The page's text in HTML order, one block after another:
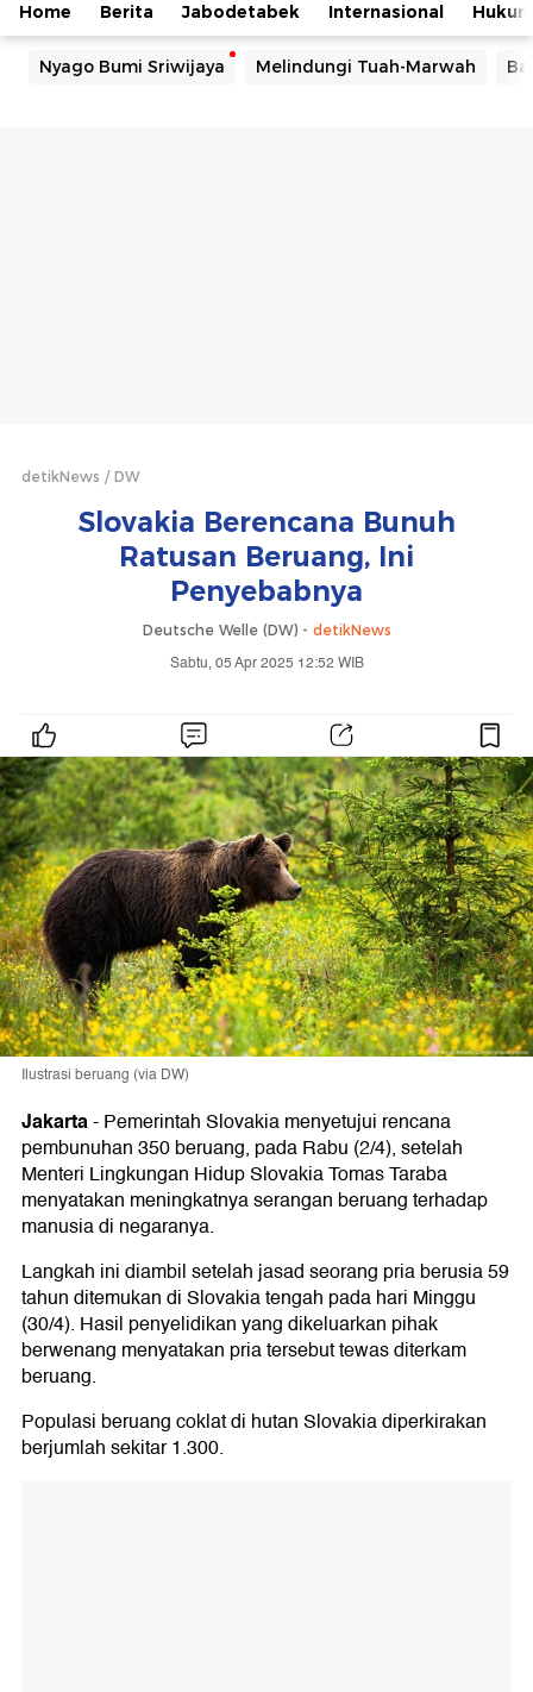
Home Berita Jabodetabek Internasional Hukum
Nyago Bumi Sriwijaya Melindungi Tuah-Marwah
detikNews DW
Slovakia Berencana Bunuh
Ratusan Beruang, Ini
Penyebabnya
Deutsche Welle (DW) - detikNews
Sabtu, 05 Apr 2025 12:52 WIB
Ilustrasi beruang (via DW)
Jakarta-Pemerintah Slovakia menyetujui rencana
pembunuhan 350 beruang, pada Rabu (2/4), setelah
Menteri Lingkungan Hidup Slovakia Tomas Taraba
menyatakan meningkatnya serangan beruang terhadap
manusia di negaranya.
Langkah ini diambil setelah jasad seorang pria berusia 59
tahun ditemukan di Slovakia tengah pada hari Minggu
(30/4). Hasil penyelidikan yang dikeluarkan pihak
berwenang menyatakan pria tersebut tewas diterkam
beruang.
Populasi beruang coklat di hutan Slovakia diperkirakan
berjumlah sekitar 1.300.